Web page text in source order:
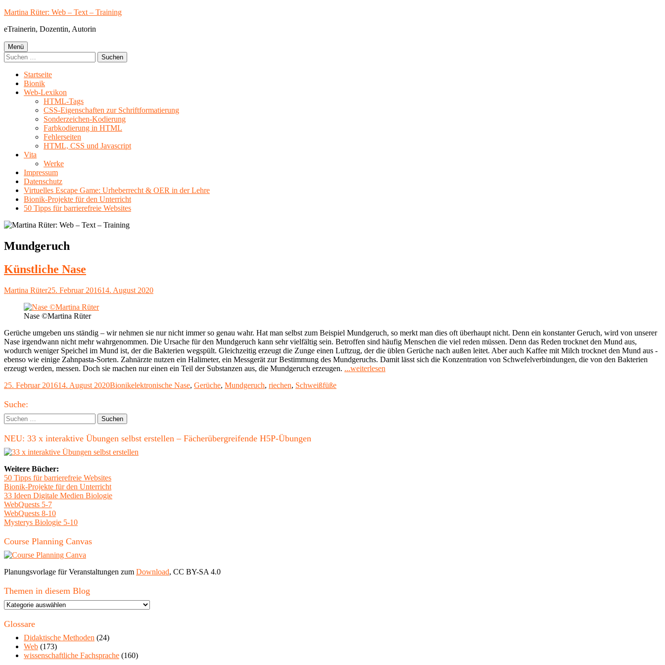
Springe
Inhalt
Martina Rüter: Web – Text – Training
eTrainerin, Dozentin, Autorin
Primäres
Menü
Menü
Suchen
nach:
Startseite
Bionik
Web-Lexikon
HTML-Tags
CSS-Eigenschaften zur Schriftformatierung
Sonderzeichen-Kodierung
Farbkodierung in HTML
Fehlerseiten
HTML, CSS und Javascript
Vita
Werke
Impressum
Datenschutz
Virtuelles Escape Game: Urheberrecht & OER in der Lehre
Bionik-Projekte für den Unterricht
50 Tipps für barrierefreie Websites
Schlagwort:
Mundgeruch
Künstliche Nase
Autor
Martina RüterVeröffentlicht
25. Februar 201614. August 2020
Nase ©Martina Rüter
Gerüche umgeben uns ständig – wir nehmen sie nur nicht immer so genau wahr. Hat man selbst zum Beispiel Mundgeruch, so merkt man dies oft überhaupt nicht. Denn ein konstanter Geruch, wird von unserer
Nase irgendwann nicht mehr wahrgenommen. Die Ursache für den Mundgeruch kann sehr vielfältig sein. Betroffen sind häufig Menschen die viel reden müssen. Denn das Reden trocknet den Mund aus,
wodurch weniger Speichel im Mund ist, der die Bakterien wegspült. Gleichzeitig erzeugt die Zunge einen Luftzug, der die üblen Gerüche nach außen leitet. Aber auch Kaffee mit Milch trocknet den Mund aus -
ebenso wie einige Zahnpasta-Sorten. Zahnärzte nutzen ein Halimeter, ein Messgerät zur Bestimmung des Mundgeruchs. Damit lässt sich die Konzentration von Schwefelverbindungen, die von den Bakterien
erzeugt werden, messen. Doch sie machen nur einen ein Teil der Substanzen aus, die Mundgeruch erzeugen. ...weiterlesen
Veröffentlicht
25. Februar 201614. August 2020Kategorien
BionikSchlagwörter
elektronische Nase, Gerüche, Mundgeruch, riechen, Schweißfüße
Haupt-
Seitenleiste
Suche:
Suchen
nach:
NEU: 33 x interaktive Übungen selbst erstellen – Fächerübergreifende H5P-Übungen
Weitere Bücher:
50 Tipps für barrierefreie Websites
Bionik-Projekte für den Unterricht
33 Ideen Digitale Medien Biologie
WebQuests 5-7
WebQuests 8-10
Mysterys Biologie 5-10
Course Planning Canvas
Planungsvorlage für Veranstaltungen zum Download, CC BY-SA 4.0
Themen in diesem Blog
Themen
diesem
Glossare
Didaktische Methoden (24)
Web (173)
wissenschaftliche Fachsprache (160)